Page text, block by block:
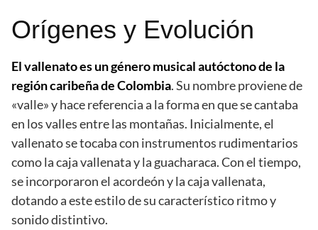
Orígenes y Evolución
El vallenato es un género musical autóctono de la
región caribeña de Colombia. Su nombre proviene de
«valle» y hace referencia a la forma en que se cantaba
en los valles entre las montañas. Inicialmente, el
vallenato se tocaba con instrumentos rudimentarios
como la caja vallenata y la guacharaca. Con el tiempo,
se incorporaron el acordeón y la caja vallenata,
dotando a este estilo de su característico ritmo y
sonido distintivo.